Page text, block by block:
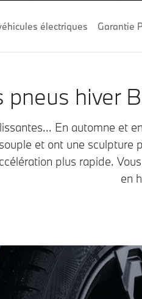
électriques Garantie
pneus hiver
En automne et
et ont une
plus rapide.
en